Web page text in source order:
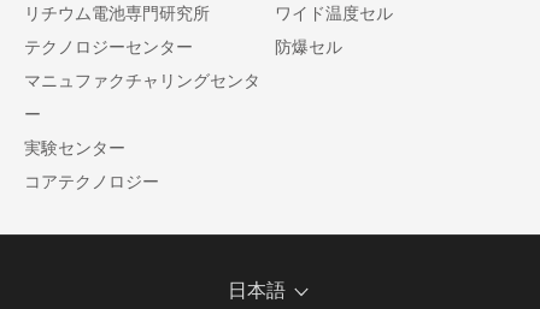
リチウム電池専門研究所
テクノロジーセンター
マニュファクチャリングセンタ
ー
実験センター
コアテクノロジー
ワイド温度セル
防爆セル
日本語